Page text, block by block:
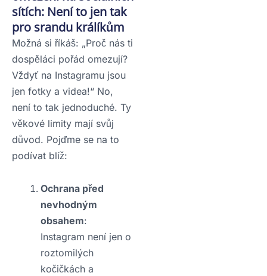
sítích: Není to jen tak
pro srandu králíkům
Možná si říkáš: „Proč nás ti
dospěláci pořád omezují?
Vždyť na Instagramu jsou
jen fotky a videa!“ No,
není to tak jednoduché. Ty
věkové limity mají svůj
důvod. Pojďme se na to
podívat blíž:
Ochrana před
nevhodným
obsahem:
Instagram není jen o
roztomilých
kočičkách a